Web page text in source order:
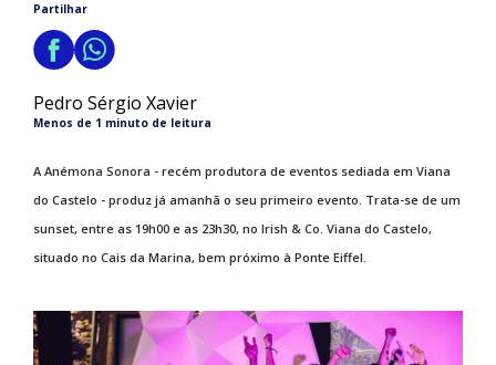
Partilhar
Pedro Sérgio Xavier
Menos de 1 minuto de leitura
A Anémona Sonora - recém produtora de eventos sediada em Viana
do Castelo - produz já amanhã o seu primeiro evento. Trata-se de um
sunset, entre as 19h00 e as 23h30, no Irish & Co. Viana do Castelo,
situado no Cais da Marina, bem próximo à Ponte Eiffel.